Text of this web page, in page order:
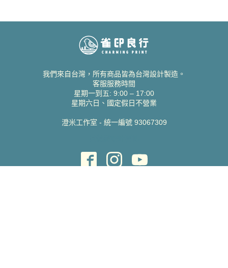
我們來自台灣，所有商品皆為台灣設計製造。
客服服務時間
星期一到五: 9:00 – 17:00
星期六日、國定假日不營業
澄米工作室 - 統一編號 93067309